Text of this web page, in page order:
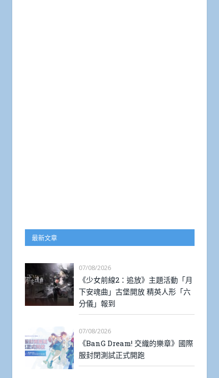
最新文章
07/08/2026
《少女前線2：追放》主題活動「月
下安魂曲」古堡開放 精英人形「六
分儀」報到
07/08/2026
《BanG Dream! 交織的樂章》國際
服封閉測試正式開跑